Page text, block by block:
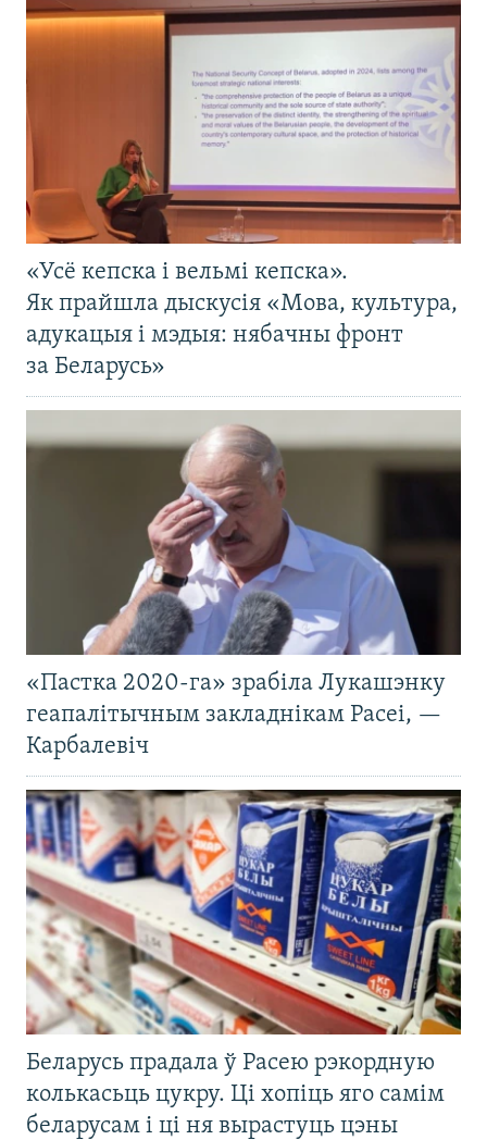
«Усё кепска і вельмі кепска».
Як прайшла дыскусія «Мова, культура,
адукацыя і мэдыя: нябачны фронт
за Беларусь»
«Пастка 2020-га» зрабіла Лукашэнку
геапалітычным закладнікам Расеі, —
Карбалевіч
Беларусь прадала ў Расею рэкордную
колькасьць цукру. Ці хопіць яго самім
беларусам і ці ня вырастуць цэны